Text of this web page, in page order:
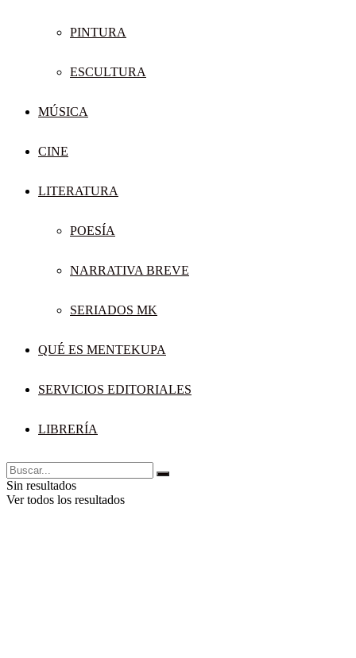
PINTURA
ESCULTURA
MÚSICA
CINE
LITERATURA
POESÍA
NARRATIVA BREVE
SERIADOS MK
QUÉ ES MENTEKUPA
SERVICIOS EDITORIALES
LIBRERÍA
Sin resultados
Ver todos los resultados